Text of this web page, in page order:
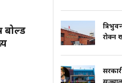
बोल्ड
रोक्न